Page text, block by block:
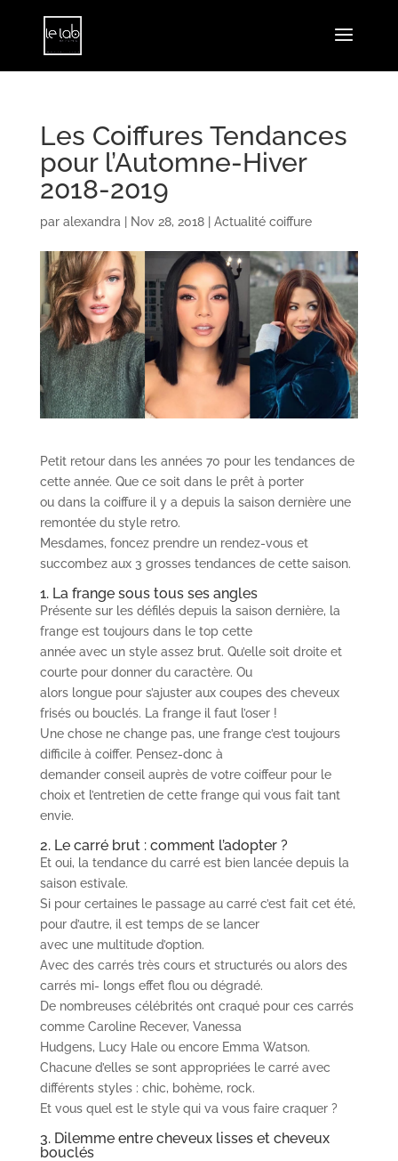
Les Coiffures Tendances
pour l’Automne-Hiver
2018-2019
par alexandra Nov 28, 2018| Actualité coiffure
Petit retour dans les années 70 pour les tendances de
cette année. Que ce soit dans le prêt à porter
ou dans la coiffure il y a depuis la saison dernière une
remontée du style retro.
Mesdames, foncez prendre un rendez-vous et
succombez aux 3 grosses tendances de cette saison.
1. La frange sous tous ses angles
Présente sur les défilés depuis la saison dernière, la
frange est toujours dans le top cette
année avec un style assez brut. Qu’elle soit droite et
courte pour donner du caractère. Ou
alors longue pour s’ajuster aux coupes des cheveux
frisés ou bouclés. La frange il faut l’oser !
Une chose ne change pas, une frange c’est toujours
difficile à coiffer. Pensez-donc à
demander conseil auprès de votre coiffeur pour le
choix et l’entretien de cette frange qui vous fait tant
envie.
2. Le carré brut : comment l’adopter ?
Et oui, la tendance du carré est bien lancée depuis la
saison estivale.
Si pour certaines le passage au carré c’est fait cet été,
pour d’autre, il est temps de se lancer
avec une multitude d’option.
Avec des carrés très cours et structurés ou alors des
carrés mi- longs effet flou ou dégradé.
De nombreuses célébrités ont craqué pour ces carrés
comme Caroline Recever, Vanessa
Hudgens, Lucy Hale ou encore Emma Watson.
Chacune d’elles se sont appropriées le carré avec
différents styles : chic, bohème, rock.
Et vous quel est le style qui va vous faire craquer ?
3. Dilemme entre cheveux lisses et cheveux
bouclés